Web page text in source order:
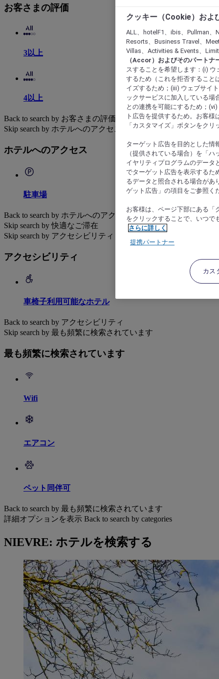
お客さまの評価
3以上
4以上
Back to search by お客さまの評価
Skip search by ホテルへのアクセス
ホテルへのアクセス
駐車場
Back to search by ホテルへのアクセス
Skip search by 快適なご滞在
Skip search by アクセシビリティ
アクセシビリティ
車椅子利用可能なホテル
Back to search by アクセシビリティ
Skip search by 最も頻繁に検索されています
最も頻繁に検索されています
Wifi
エアコン
ペット同伴可
Back to search by 最も頻繁に検索されています
詳細オプションを表示 Back to search by categories
NIEVRE: ホテルを検索する
クッキー（Cookie）およ
ALL、hotelF1、ibis、Pullman
Resorts、Business Travel、
Villas、Activities & Events、
（Accor）およびそのパートナ
スすることを希望します：(i)
するため（これを拒否すること
イズするため；(iii) ウェブサイ
ックサービスに加入している場
との連携を可能にするため；
ト広告を提供するため。お客
「カスタマイズ」ボタンをク
ターゲット広告を目的とした情
（提供されている場合）を「
イヤリティプログラムのデータ
でターゲット広告を表示するた
るデータと照合される場合があ
ゲット広告」の項目をご参照く
お客様は、ページ下部にある「
をクリックすることで、いつで
さらに詳しく
提携パートナー
カス